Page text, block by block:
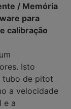
/ Memória
para
calibração
Isto
tubo de pitot
a velocidade
e a